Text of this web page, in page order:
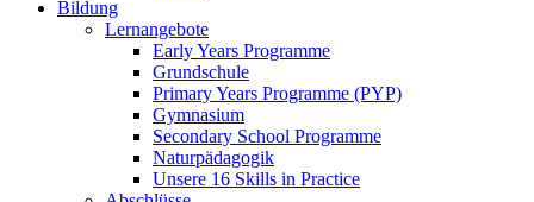
Bildung
Lernangebote
Early Years Programme
Grundschule
Primary Years Programme (PYP)
Gymnasium
Secondary School Programme
Naturpädagogik
Unsere 16 Skills in Practice